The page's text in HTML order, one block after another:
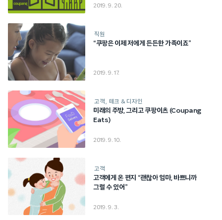
2019. 9. 20.
직원
“쿠팡은 이제 저에게 든든한 가족이죠”
2019. 9. 17.
고객 테크 & 디자인
미래의 주방, 그리고 쿠팡이츠 (Coupang
Eats)
2019. 9. 10.
고객
고객에게 온 편지 “괜찮아 엄마, 바쁘니까
그럴 수 있어”
2019. 9. 3.